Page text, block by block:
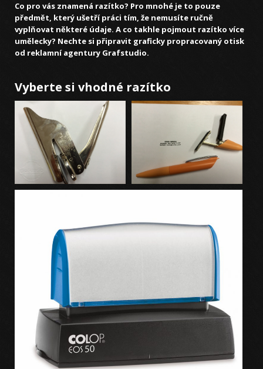
Co pro vás znamená razítko? Pro mnohé je to pouze
předmět, který ušetří práci tím, že nemusíte ručně
vyplňovat některé údaje. A co takhle pojmout razítko více
umělecky? Nechte si připravit graficky propracovaný otisk
od reklamní agentury Grafstudio.
Vyberte si vhodné razítko